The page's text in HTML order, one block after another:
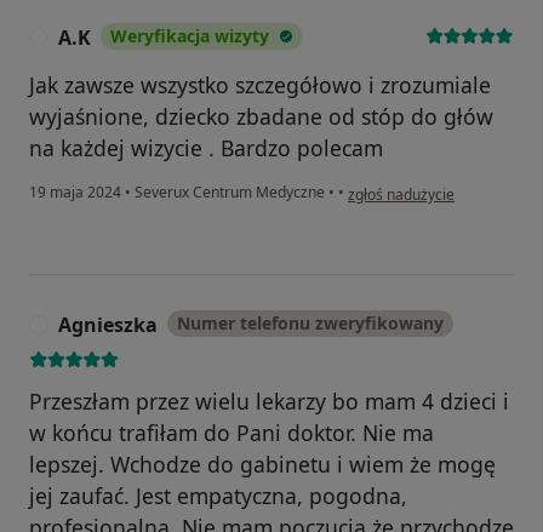
A.K Weryfikacja wizyty
Jak zawsze wszystko szczegółowo i zrozumiale
wyjaśnione, dziecko zbadane od stóp do głów
na każdej wizycie . Bardzo polecam
19 maja 2024 • Severux Centrum Medyczne • • w opinii użytkownika A.K
zgłoś nadużycie
Agnieszka Numer telefonu zweryfikowany
Przeszłam przez wielu lekarzy bo mam 4 dzieci i
w końcu trafiłam do Pani doktor. Nie ma
lepszej. Wchodze do gabinetu i wiem że mogę
jej zaufać. Jest empatyczna, pogodna,